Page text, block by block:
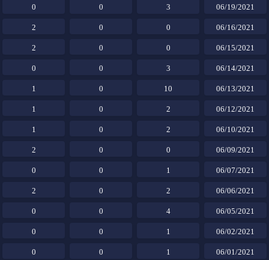
06/19/2021
3
0
0
06/16/2021
0
0
2
06/15/2021
0
0
2
06/14/2021
3
0
0
06/13/2021
10
0
1
06/12/2021
2
0
1
06/10/2021
2
0
1
06/09/2021
0
0
2
06/07/2021
1
0
0
06/06/2021
2
0
2
06/05/2021
4
0
0
06/02/2021
1
0
0
06/01/2021
1
0
0